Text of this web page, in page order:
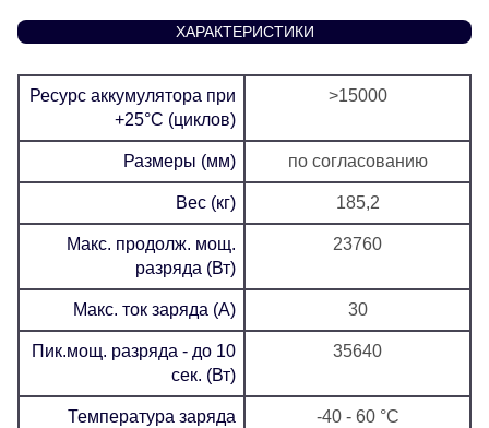
ХАРАКТЕРИСТИКИ
Ресурс аккумулятора при
+25°C (циклов)
>15000
Размеры (мм) по согласованию
Вес (кг) 185,2
Макс. продолж. мощ.
разряда (Вт)
23760
Макс. ток заряда (А) 30
Пик.мощ. разряда - до 10
сек. (Вт)
35640
Температура заряда -40 - 60 °C